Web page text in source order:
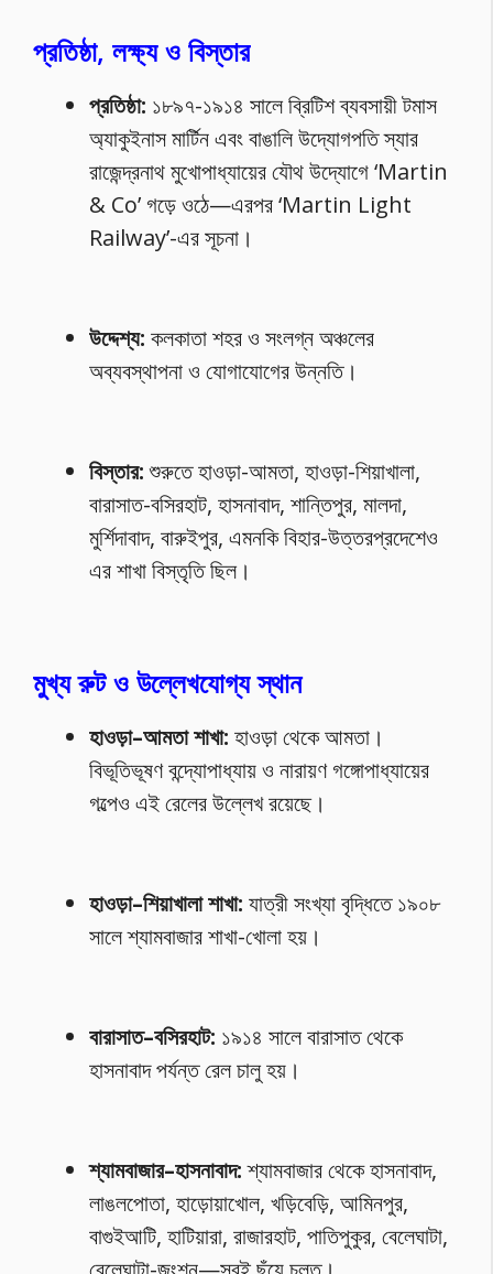
প্রতিষ্ঠা, লক্ষ্য ও বিস্তার
প্রতিষ্ঠা: ১৮৯৭-১৯১৪ সালে ব্রিটিশ ব্যবসায়ী টমাস
অ্যাকুইনাস মার্টিন এবং বাঙালি উদ্যোগপতি স্যার
রাজেন্দ্রনাথ মুখোপাধ্যায়ের যৌথ উদ্যোগে ‘Martin
& Co’ গড়ে ওঠে—এরপর ‘Martin Light
Railway’-এর সূচনা।
উদ্দেশ্য: কলকাতা শহর ও সংলগ্ন অঞ্চলের
অব্যবস্থাপনা ও যোগাযোগের উন্নতি।
বিস্তার:শুরুতে হাওড়া-আমতা, হাওড়া-শিয়াখালা,
বারাসাত-বসিরহাট, হাসনাবাদ, শান্তিপুর, মালদা,
মুর্শিদাবাদ, বারুইপুর, এমনকি বিহার-উত্তরপ্রদেশেও
এর শাখা বিস্তৃতি ছিল।
মুখ্য রুট ও উল্লেখযোগ্য স্থান
হাওড়া–আমতা শাখা: হাওড়া থেকে আমতা।
বিভূতিভূষণ বন্দ্যোপাধ্যায় ও নারায়ণ গঙ্গোপাধ্যায়ের
গল্পেও এই রেলের উল্লেখ রয়েছে।
হাওড়া–শিয়াখালা শাখা: যাত্রী সংখ্যা বৃদ্ধিতে ১৯০৮
সালে শ্যামবাজার শাখা-খোলা হয়।
বারাসাত–বসিরহাট: ১৯১৪ সালে বারাসাত থেকে
হাসনাবাদ পর্যন্ত রেল চালু হয়।
শ্যামবাজার–হাসনাবাদ:শ্যামবাজার থেকে হাসনাবাদ,
লাঙলপোতা, হাড়োয়াখোল, খড়িবেড়ি, আমিনপুর,
বাগুইআটি, হাটিয়ারা, রাজারহাট, পাতিপুকুর, বেলেঘাটা,